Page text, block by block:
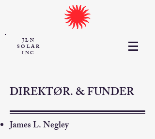
JLN
SOLAR
INC
DIREKTØR. & FUNDER
James L. Negley